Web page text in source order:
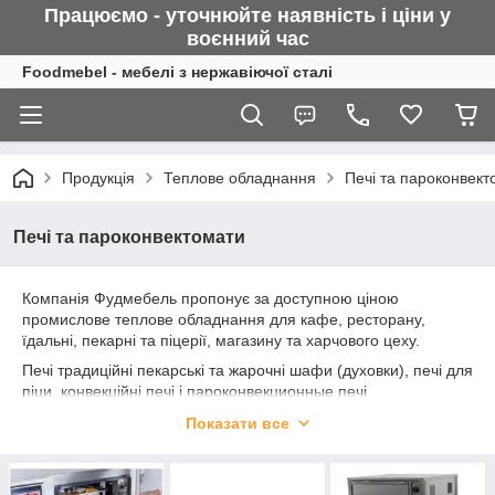
Працюємо - уточнюйте наявність і ціни у
воєнний час
Foodmebel - мебелі з нержавіючої сталі
Продукція Теплове обладнання Печі та
Печі та пароконвектомати
Компанія Фудмебель пропонує за доступною ціною
промислове теплове обладнання для кафе, ресторану,
їдальні, пекарні та піцерії, магазину та харчового цеху.
Печі традиційні пекарські та жарочні шафи (духовки), печі для
піци, конвекційні печі і пароконвекционные печі
перевірених і надійних виробників таких як
PRISMAFOODта ін.
Показати все